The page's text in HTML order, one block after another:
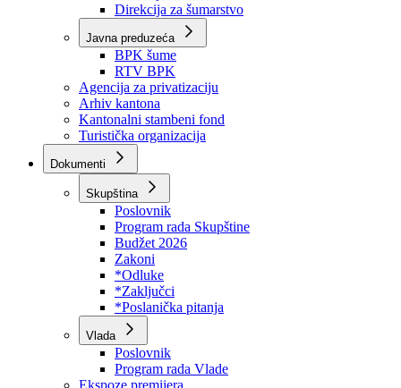
Direkcije
Direkcija za robne rezerve
Direkcija za ceste
Direkcija za šumarstvo
Javna preduzeća
BPK šume
RTV BPK
Agencija za privatizaciju
Arhiv kantona
Kantonalni stambeni fond
Turistička organizacija
Dokumenti
Skupština
Poslovnik
Program rada Skupštine
Budžet 2026
Zakoni
*Odluke
*Zaključci
*Poslanička pitanja
Vlada